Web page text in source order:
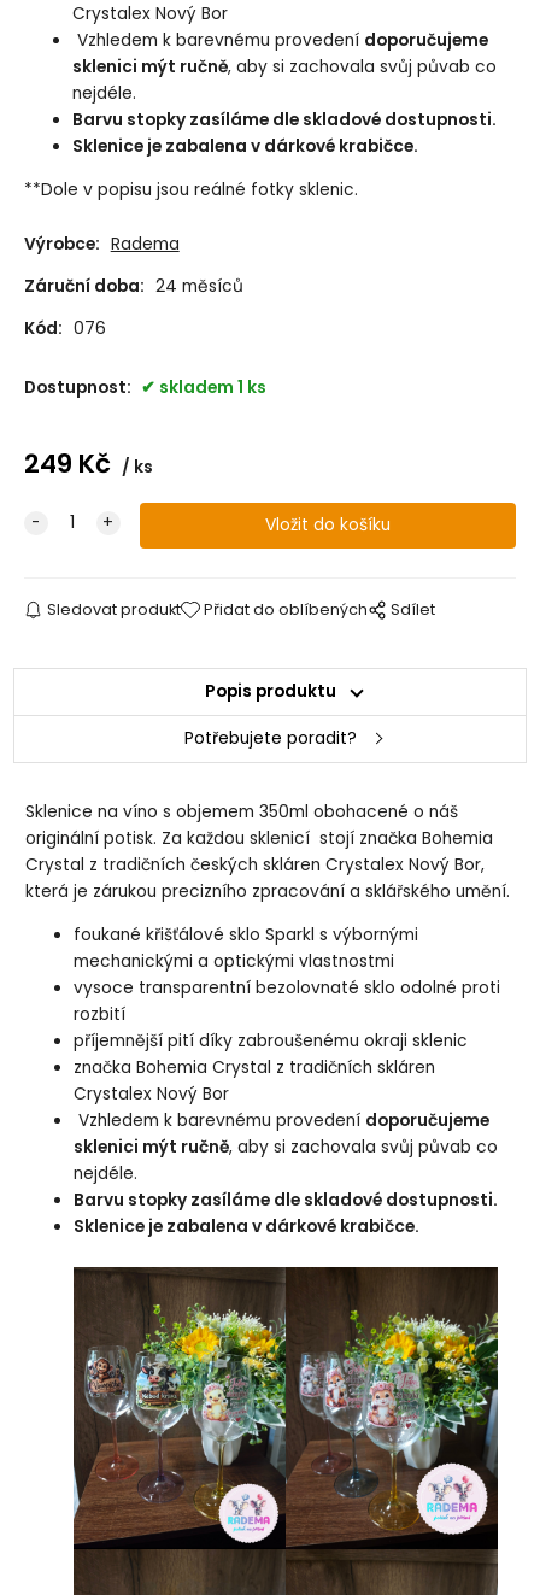
Crystalex Nový Bor
Vzhledem k barevnému provedení doporučujeme
sklenici mýt ručně, aby si zachovala svůj půvab co
nejdéle.
Barvu stopky zasíláme dle skladové dostupnosti.
Sklenice je zabalena v dárkové krabičce.
**Dole v popisu jsou reálné fotky sklenic.
Výrobce: Radema
Záruční doba: 24 měsíců
Kód: 076
Dostupnost: skladem 1 ks
249 Kč ks
Sledovat produkt Přidat do oblíbených Sdílet
Popis produktu
Potřebujete poradit?
Sklenice na víno s objemem 350ml obohacené o náš
originální potisk. Za každou sklenicí stojí značka Bohemia
Crystal z tradičních českých skláren Crystalex Nový Bor,
která je zárukou precizního zpracování a sklářského umění.
foukané křišťálové sklo Sparkl s výbornými
mechanickými a optickými vlastnostmi
vysoce transparentní bezolovnaté sklo odolné proti
rozbití
příjemnější pití díky zabroušenému okraji sklenic
značka Bohemia Crystal z tradičních skláren
Crystalex Nový Bor
Vzhledem k barevnému provedení doporučujeme
sklenici mýt ručně, aby si zachovala svůj půvab co
nejdéle.
Barvu stopky zasíláme dle skladové dostupnosti.
Sklenice je zabalena v dárkové krabičce.